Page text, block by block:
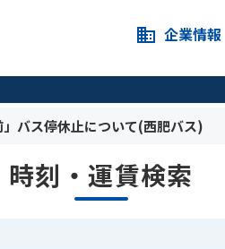
企業情報
バス停休止について(西肥バス)
時刻・運賃検索